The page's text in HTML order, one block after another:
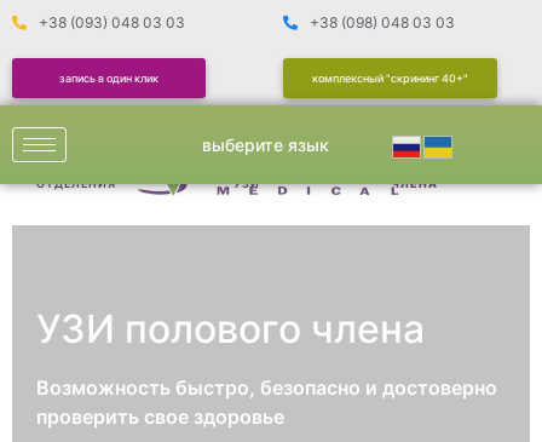
+38 (093) 048 03 03 +38 (098) 048 03 03
запись в один клик комплексный "скрининг 40+"
выберите язык
ОТДЕЛЕНИЯ УЗИ
ЧЛЕНА
УЗИ полового члена
Возможность быстро, безопасно и достоверно
проверить свое здоровье